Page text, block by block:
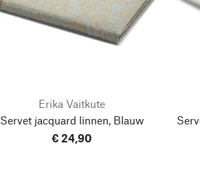
Erika Vaitkute
Servet jacquard linnen, Blauw
€ 24,90